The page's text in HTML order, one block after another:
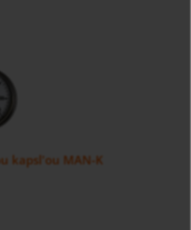
kapsl'ou MAN-K